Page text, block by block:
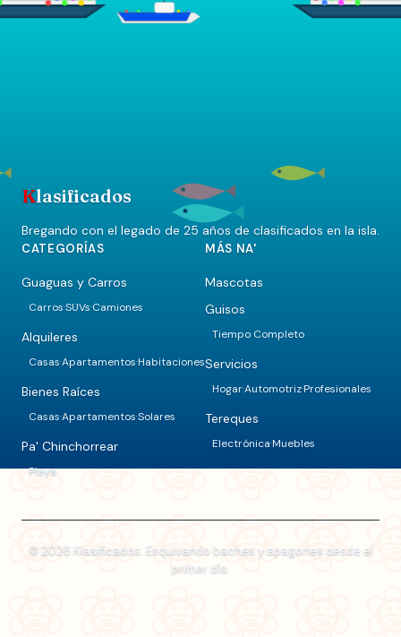
Klasificados
Bregando con el legado de 25 años de clasificados en la isla.
CATEGORÍAS
Guaguas y Carros
Carros·SUVs·Camiones
Alquileres
Casas·Apartamentos·Habitaciones
Bienes Raíces
Casas·Apartamentos·Solares
Pa' Chinchorrear
Playa
MÁS NA'
Mascotas
Guisos
Tiempo Completo
Servicios
Hogar·Automotriz·Profesionales
Tereques
Electrónica·Muebles
© 2026 Klasificados. Esquivando baches y apagones desde el
primer día.